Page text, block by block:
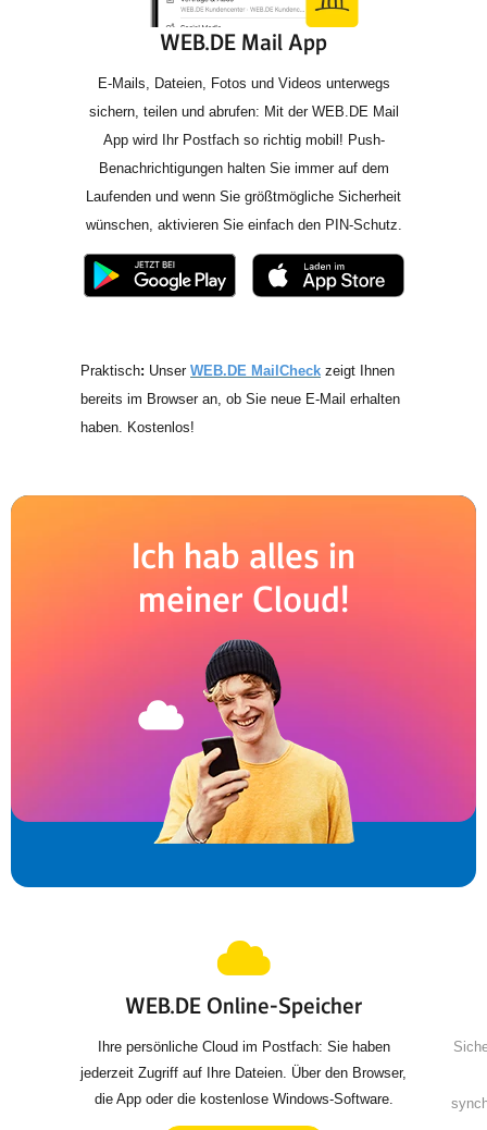
WEB.DE Mail App
E-Mails, Dateien, Fotos und Videos unterwegs
sichern, teilen und abrufen: Mit der WEB.DE Mail
App wird Ihr Postfach so richtig mobil! Push-
Benachrichtigungen halten Sie immer auf dem
Laufenden und wenn Sie größtmögliche Sicherheit
wünschen, aktivieren Sie einfach den PIN-Schutz.
Praktisch: Unser WEB.DE MailCheck zeigt Ihnen
bereits im Browser an, ob Sie neue E-Mail erhalten
haben. Kostenlos!
Ich hab alles in
meiner Cloud!
WEB.DE Online-Speicher
Ihre persönliche Cloud im Postfach: Sie haben
jederzeit Zugriff auf Ihre Dateien. Über den Browser,
die App oder die kostenlose Windows-Software.